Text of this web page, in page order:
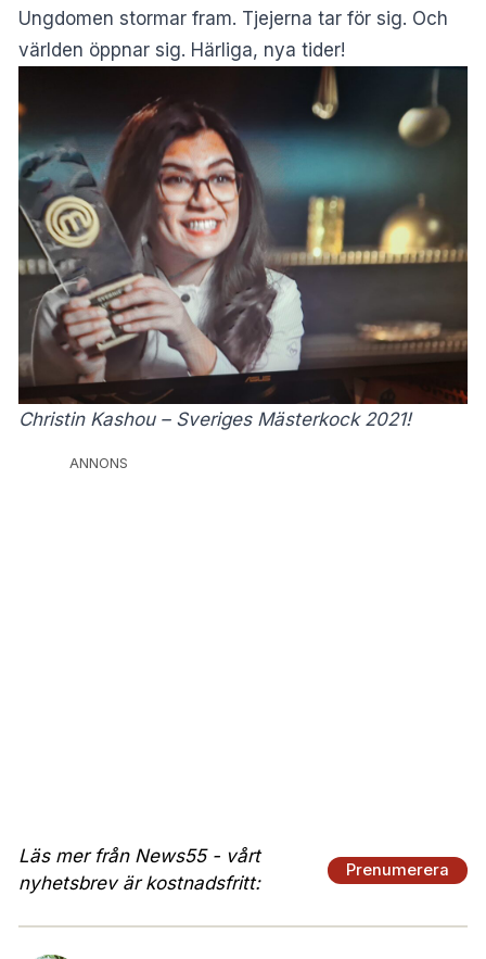
Ungdomen stormar fram. Tjejerna tar för sig. Och
världen öppnar sig. Härliga, nya tider!
Christin Kashou – Sveriges Mästerkock 2021!
ANNONS
Läs mer från News55 - vårt
nyhetsbrev är kostnadsfritt:
Prenumerera